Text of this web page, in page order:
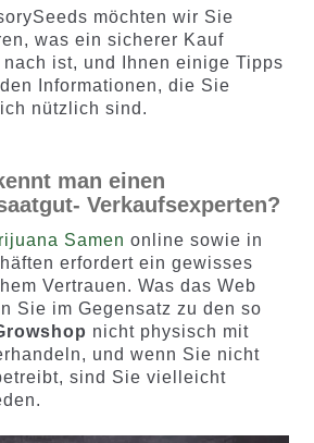
möchten wir Sie
was ein sicherer Kauf
ist, und Ihnen einige Tipps
Informationen, die Sie
nützlich sind.
man einen
Verkaufsexperten?
Samen online sowie in
erfordert ein gewisses
Vertrauen. Was das Web
Sie im Gegensatz zu den so
nicht physisch mit
und wenn Sie nicht
sind Sie vielleicht